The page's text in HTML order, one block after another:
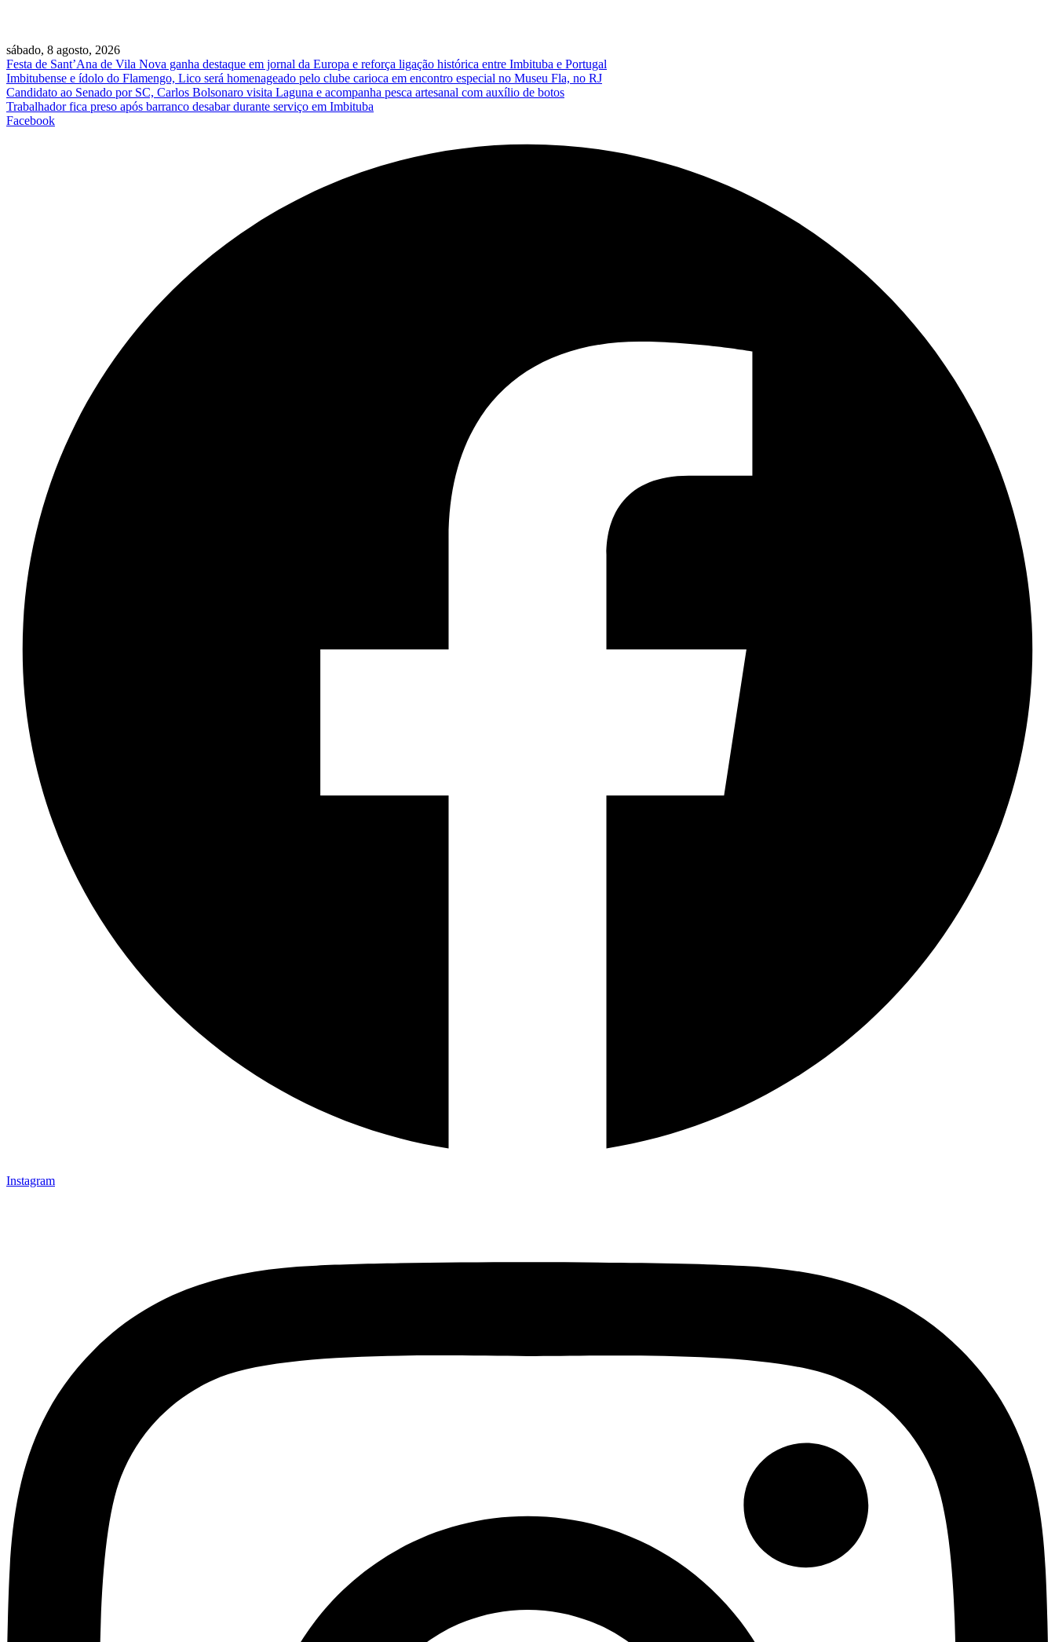
sábado, 8 agosto, 2026
Festa de Sant’Ana de Vila Nova ganha destaque em jornal da Europa e reforça ligação histórica entre Imbituba e Portugal
Imbitubense e ídolo do Flamengo, Lico será homenageado pelo clube carioca em encontro especial no Museu Fla, no RJ
Candidato ao Senado por SC, Carlos Bolsonaro visita Laguna e acompanha pesca artesanal com auxílio de botos
Trabalhador fica preso após barranco desabar durante serviço em Imbituba
Facebook
Instagram